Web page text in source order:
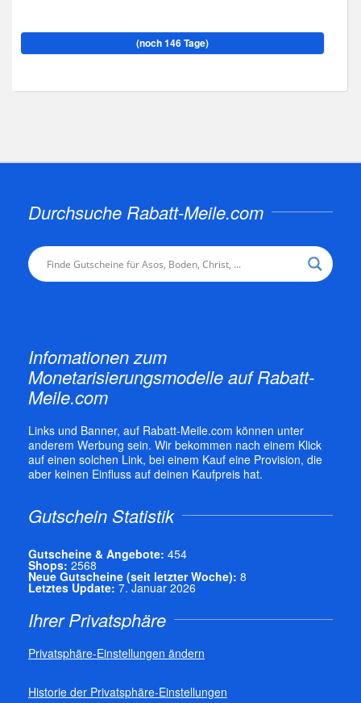
(noch 146 Tage)
Durchsuche Rabatt-Meile.com
Infomationen zum
Monetarisierungsmodelle auf Rabatt-
Meile.com
Links und Banner, auf Rabatt-Meile.com können unter
anderem Werbung sein. Wir bekommen nach einem Klick
auf einen solchen Link, bei einem Kauf eine Provision, die
aber keinen Einfluss auf deinen Kaufpreis hat.
Gutschein Statistik
Gutscheine & Angebote: 454
Shops: 2568
Neue Gutscheine (seit letzter Woche): 8
Letztes Update: 7. Januar 2026
Ihrer Privatsphäre
Privatsphäre-Einstellungen ändern
Historie der Privatsphäre-Einstellungen